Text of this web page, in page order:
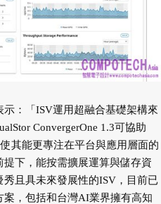
：「ISV運用超融合基礎架構來
ConvergerOne 1.3可協助
其能更專注在平台與應用層面的
下，能按需擴展運算與儲存資
且具未來發展性的ISV，目前已
，包括和台灣AI業界擁有高知